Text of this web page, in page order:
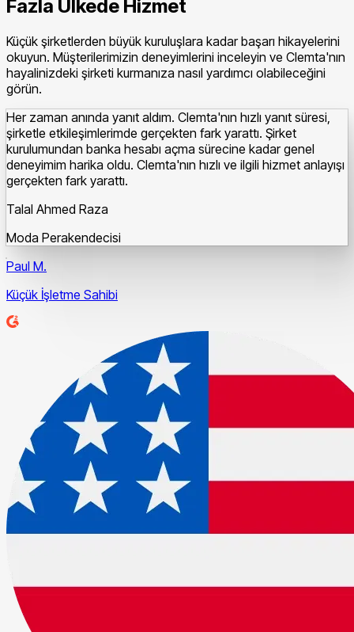
Fazla Ülkede Hizmet
Küçük şirketlerden büyük kuruluşlara kadar başarı hikayelerini
okuyun. Müşterilerimizin deneyimlerini inceleyin ve Clemta'nın
hayalinizdeki şirketi kurmanıza nasıl yardımcı olabileceğini
görün.
Her zaman anında yanıt aldım. Clemta'nın hızlı yanıt süresi,
şirketle etkileşimlerimde gerçekten fark yarattı. Şirket
kurulumundan banka hesabı açma sürecine kadar genel
deneyimim harika oldu. Clemta'nın hızlı ve ilgili hizmet anlayışı
gerçekten fark yarattı.
Talal Ahmed Raza
Moda Perakendecisi
Paul M.
Küçük İşletme Sahibi